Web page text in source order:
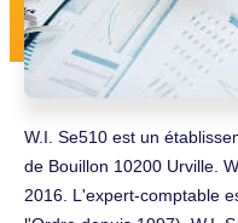
W.I. Se510 est un
de Bouillon 10200 Urville.
2016. L'expert-comptable